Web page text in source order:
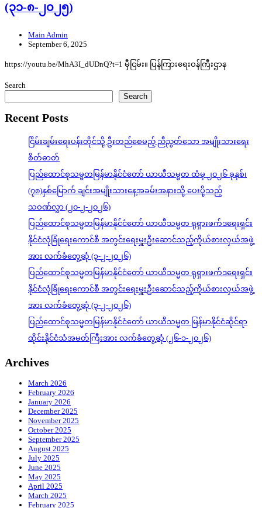
(၃၁-၈-၂၀၂၅)
Main Admin
September 6, 2025
https://youtu.be/MhA3I_dUDnQ?t=1 မှီငြမ်း။ ပြန်ကြားရေးဝန်ကြီးဌာန
Search
Search
Recent Posts
ငြိမ်းချမ်းရေးပန်းတိုင်သို့ ဦးတည်စေမည့် ညီညွတ်သော အမျိုးသားရေး
စိတ်ဓာတ်
ပြည်ထောင်စုသမ္မတမြန်မာနိုင်ငံတော် ယာယီသမ္မတ ထံမှ ၂၀၂၆ ခုနှစ်၊
(၇၈)နှစ်မြောက် ချင်းအမျိုးသားနေ့အခမ်းအနားသို့ ပေးပို့သည့်
သဝဏ်လွှာ (၂၀-၂-၂၀၂၆)
ပြည်ထောင်စုသမ္မတမြန်မာနိုင်ငံတော် ယာယီသမ္မတ ရုရှားဖက်ဒရေးရှင်း
နိုင်ငံလုံခြုံရေးကောင်စီ အတွင်းရေးမှူးဦးဆောင်သည့်ကိုယ်စားလှယ်အဖွဲ့
အား လက်ခံတွေ့ဆုံ (၃-၂-၂၀၂၆)
ပြည်ထောင်စုသမ္မတမြန်မာနိုင်ငံတော် ယာယီသမ္မတ ရုရှားဖက်ဒရေးရှင်း
နိုင်ငံလုံခြုံရေးကောင်စီ အတွင်းရေးမှူးဦးဆောင်သည့်ကိုယ်စားလှယ်အဖွဲ့
အား လက်ခံတွေ့ဆုံ (၃-၂-၂၀၂၆)
ပြည်ထောင်စုသမ္မတမြန်မာနိုင်ငံတော် ယာယီသမ္မတ မြန်မာနိုင်ငံဆိုင်ရာ
ထိုင်းနိုင်ငံသံအမတ်ကြီးအား လက်ခံတွေ့ဆုံ (၂၆-၁-၂၀၂၆)
Archives
March 2026
February 2026
January 2026
December 2025
November 2025
October 2025
September 2025
August 2025
July 2025
June 2025
May 2025
April 2025
March 2025
February 2025